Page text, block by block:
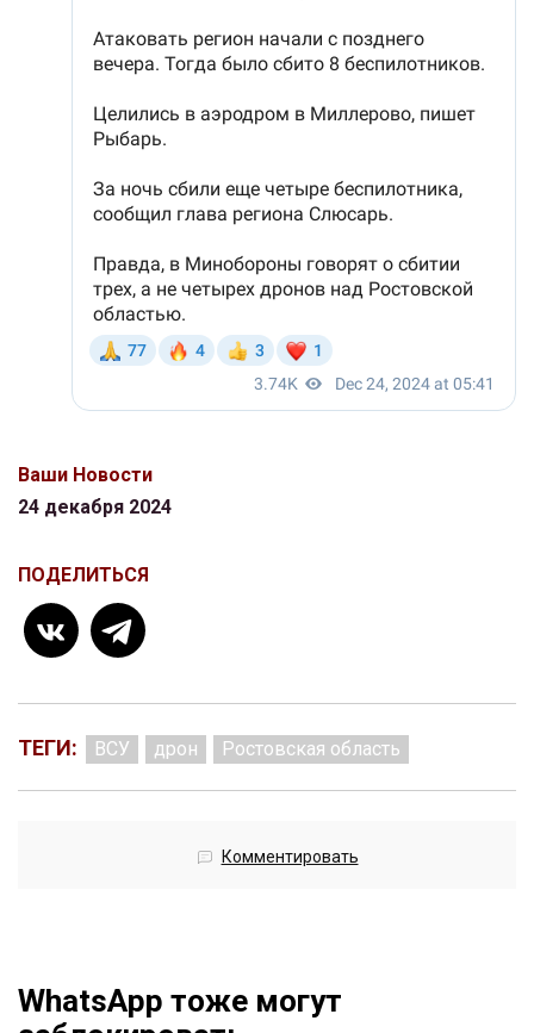
Ваши Новости
24 декабря 2024
ПОДЕЛИТЬСЯ
ТЕГИ: ВСУ дрон Ростовская область
Комментировать
WhatsApp тоже могут